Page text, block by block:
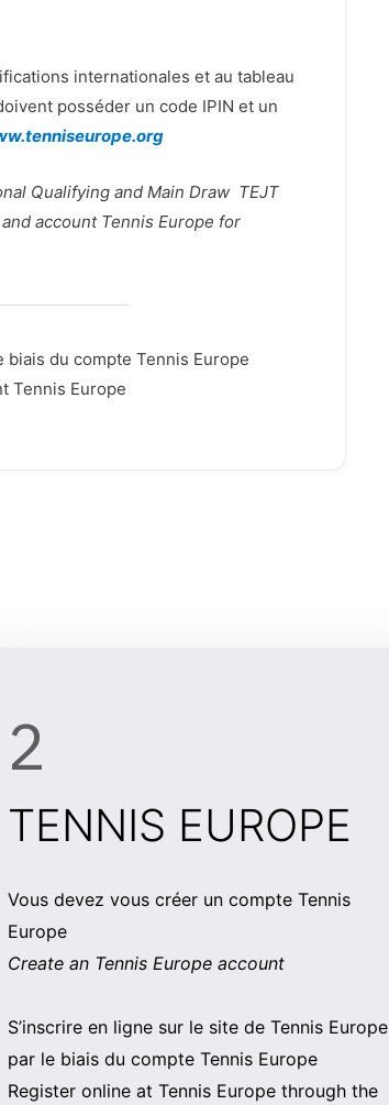
internationales et au tableau
posséder un code IPIN et un
Qualifying and Main Draw TEJT
account Tennis Europe for
biais du compte Tennis Europe
Tennis Europe
2
TENNIS EUROPE
Vous devez vous créer un compte Tennis
Europe
Create an Tennis Europe account
S’inscrire en ligne sur le site de Tennis Europe
par le biais du compte Tennis Europe
Register online at Tennis Europe through the